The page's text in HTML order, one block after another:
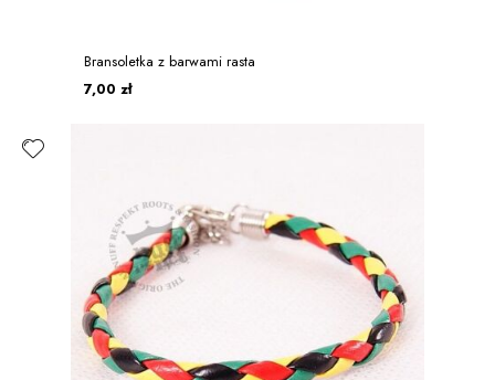
Bransoletka z barwami rasta
7,00 zł